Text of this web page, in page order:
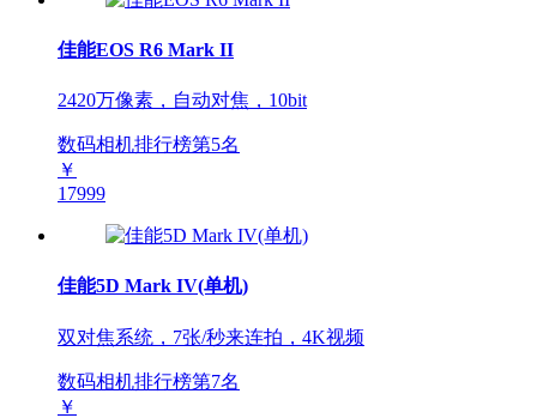
佳能EOS R6 Mark II
2420万像素，自动对焦，10bit
数码相机排行榜第5名
￥
17999
佳能5D Mark IV(单机)
双对焦系统，7张/秒来连拍，4K视频
数码相机排行榜第7名
￥